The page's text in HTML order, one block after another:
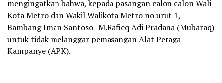
mengingatkan bahwa, kepada pasangan calon calon Wali
Kota Metro dan Wakil Walikota Metro no urut 1,
Bambang Iman Santoso- M.Rafieq Adi Pradana (Mubaraq)
untuk tidak melanggar pemasangan Alat Peraga
Kampanye (APK).